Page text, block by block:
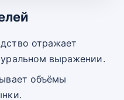
отражает
выражении.
объёмы